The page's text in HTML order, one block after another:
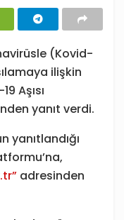
(Kovid-
ilişkin
Aşısı
yanıt verdi.
yanıtlandığı
adresinden